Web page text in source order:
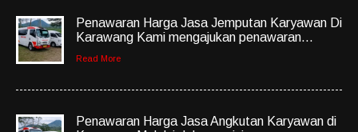
Penawaran Harga Jasa Jemputan Karyawan Di
Karawang Kami mengajukan penawaran...
Read More
Penawaran Harga Jasa Angkutan Karyawan di